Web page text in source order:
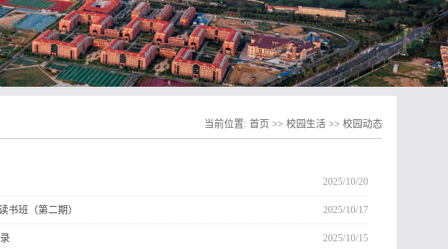
当前位置: 首页 >> 校园生活 >> 校园动态
2025/10/20
班（第二期） 2025/10/17
2025/10/15